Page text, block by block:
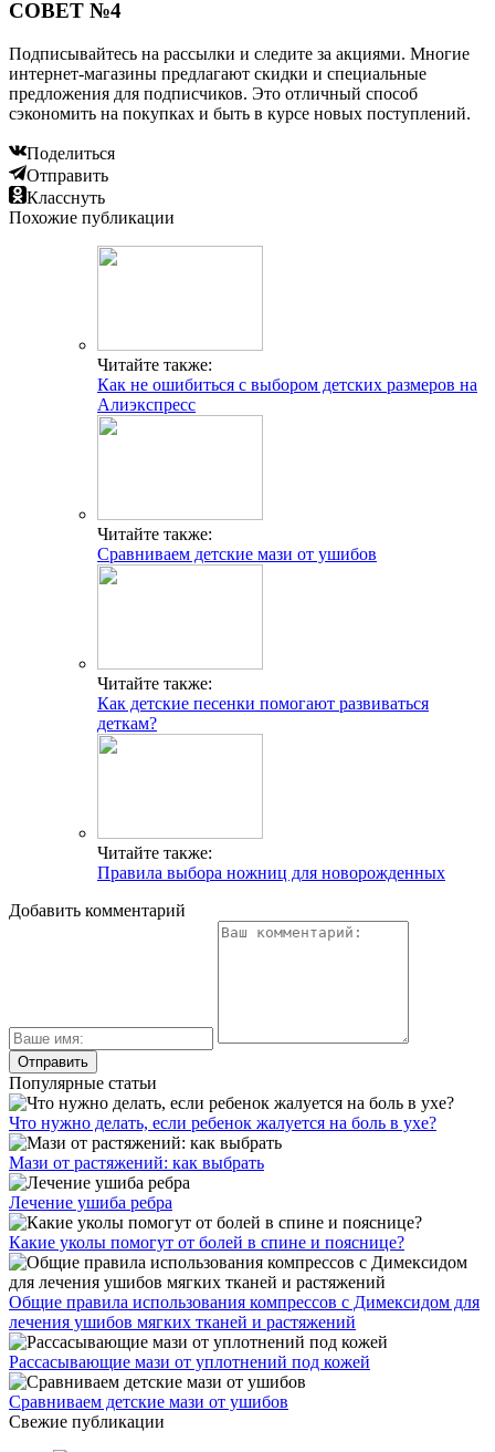
СОВЕТ №4
Подписывайтесь на рассылки и следите за акциями. Многие
интернет-магазины предлагают скидки и специальные
предложения для подписчиков. Это отличный способ
сэкономить на покупках и быть в курсе новых поступлений.
Поделиться
Отправить
Класснуть
Похожие публикации
Читайте также:
Как не ошибиться с выбором детских размеров на
Алиэкспресс
Читайте также:
Сравниваем детские мази от ушибов
Читайте также:
Как детские песенки помогают развиваться
деткам?
Читайте также:
Правила выбора ножниц для новорожденных
Добавить комментарий
Популярные статьи
Что нужно делать, если ребенок жалуется на боль в ухе?
Мази от растяжений: как выбрать
Лечение ушиба ребра
Какие уколы помогут от болей в спине и пояснице?
Общие правила использования компрессов с Димексидом для
лечения ушибов мягких тканей и растяжений
Рассасывающие мази от уплотнений под кожей
Сравниваем детские мази от ушибов
Свежие публикации